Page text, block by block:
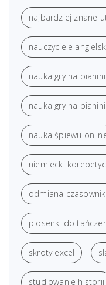
najbardziej znane
nauczyciele
nauka gry na
nauka gry na
nauka śpiewu
niemiecki
odmiana
piosenki do
skroty excel
studiowanie historii